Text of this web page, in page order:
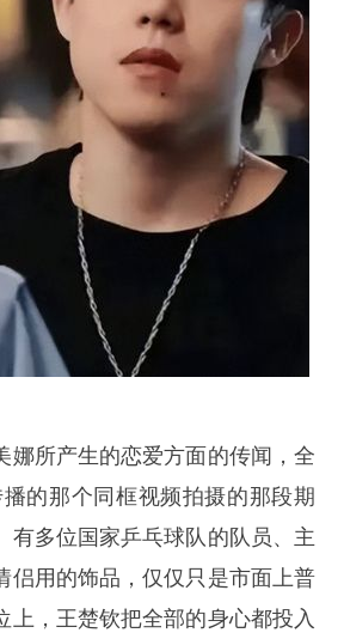
娜所产生的恋爱方面的传闻，全
的那个同框视频拍摄的那段期
有多位国家乒乓球队的队员、主
侣用的饰品，仅仅只是市面上普
，王楚钦把全部的身心都投入